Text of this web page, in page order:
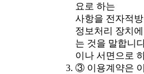
요로 하는
사항을 전자적
정보처리 장치
는 것을 말합니
이나 서면으로
③ 이용계약은